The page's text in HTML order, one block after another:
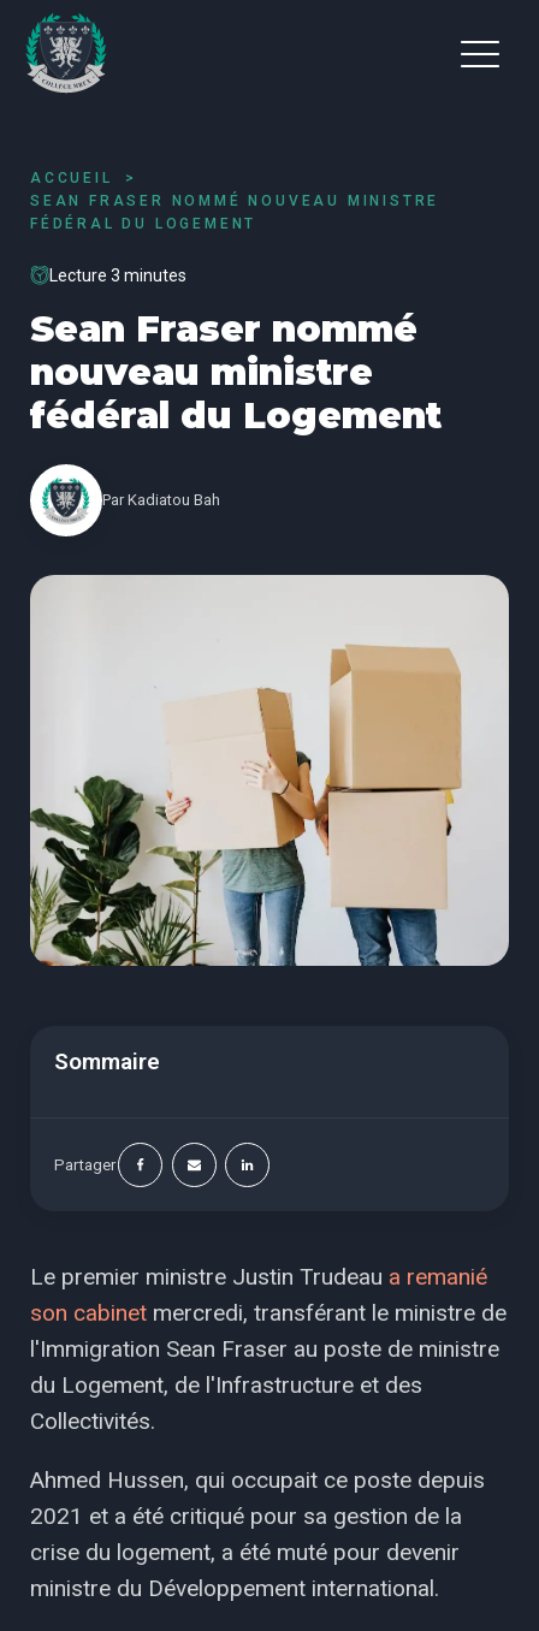
ACCUEIL
SEAN FRASER NOMMÉ NOUVEAU MINISTRE
FÉDÉRAL DU LOGEMENT
Lecture 3 minutes
Sean Fraser nommé
nouveau ministre
fédéral du Logement
Par Kadiatou Bah
Sommaire
Partager
Le premier ministre Justin Trudeau a remanié
son cabinet mercredi, transférant le ministre de
l'Immigration Sean Fraser au poste de ministre
du Logement, de l'Infrastructure et des
Collectivités.
Ahmed Hussen, qui occupait ce poste depuis
2021 et a été critiqué pour sa gestion de la
crise du logement, a été muté pour devenir
ministre du Développement international.